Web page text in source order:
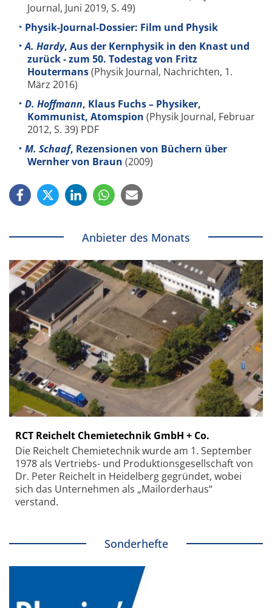
Journal, Juni 2019, S. 49)
Physik-Journal-Dossier: Film und Physik
A. Hardy, Aus der Kernphysik in den Knast und
zurück - zum 50. Todestag von Fritz
Houtermans(Physik Journal, Nachrichten, 1.
März 2016)
D. Hoffmann, Klaus Fuchs – Physiker,
Kommunist, Atomspion (Physik Journal, Februar
2012, S. 39) PDF
M. Schaaf, Rezensionen von Büchern über
Wernher von Braun (2009)
Anbieter des Monats
RCT Reichelt Chemietechnik GmbH + Co.
Die Reichelt Chemietechnik wurde am 1. September
1978 als Vertriebs- und Produktionsgesellschaft von
Dr. Peter Reichelt in Heidelberg gegründet, wobei
sich das Unternehmen als „Mailorderhaus“
verstand.
Sonderhefte